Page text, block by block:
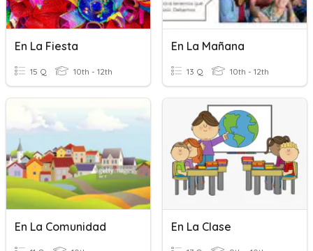
En La Fiesta
15 Q 10th - 12th
En La Mañana
13 Q 10th - 12th
En La Comunidad En La Clase